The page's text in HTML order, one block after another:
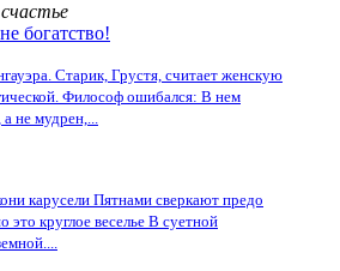
богатство!
Старик, Грустя, считает женскую
Философ ошибался: В нем
а не мудрен,...
карусели Пятнами сверкают предо
это круглое веселье В суетной